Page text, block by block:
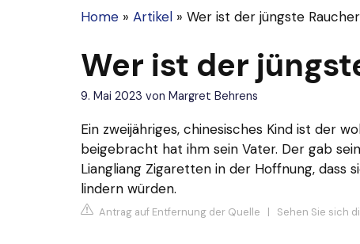
Home » Artikel » Wer ist der jüngste
Wer ist der
9. Mai 2023 von Margret Behrens
Ein zweijähriges, chinesisches Kind ist der
beigebracht hat ihm sein Vater. Der gab
Liangliang Zigaretten in der Hoffnung, dass
lindern würden.
Antrag auf Entfernung der Quelle | Sehen Sie sich